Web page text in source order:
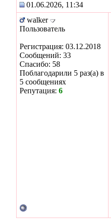
01.06.2026, 11:34
walker
Пользователь
Регистрация: 03.12.2018
Сообщений: 33
Спасибо: 58
Поблагодарили 5 раз(а) в
5 сообщениях
Репутация: 6